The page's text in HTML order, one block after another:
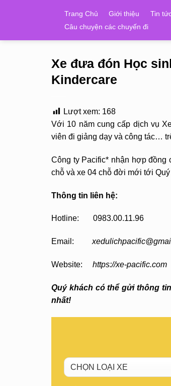
Trang Chủ Giới thiệu Tin
Câu chuyện các chuyến đi
Xe đưa đón Học
Kindercare
Lượt xem: 168
Với 10 năm cung cấp dịch vụ
viên đi giảng dạy và công tác…
Công ty Pacific* nhận hợp đồng
chỗ và xe 04 chỗ đời mới tới
Thông tin liên hệ:
Hotline: 0983.00.11.96
Email:
Website: https://xe-pacific.com
Quý khách có thể gửi thông
nhất!